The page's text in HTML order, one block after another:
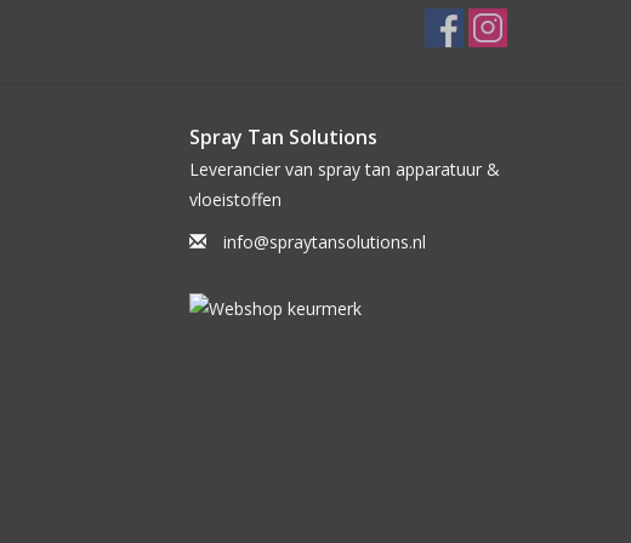
Spray Tan Solutions
Leverancier van spray tan apparatuur &
vloeistoffen
info@spraytansolutions.nl